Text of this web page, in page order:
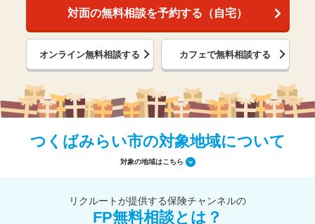
対面の無料相談を予約する（自宅）
オンライン無料相談する カフェで無料相談する
つくばみらい市の対象地域について
対象の地域はこちら
リクルートが提供する保険チャンネルの
FP無料相談とは？